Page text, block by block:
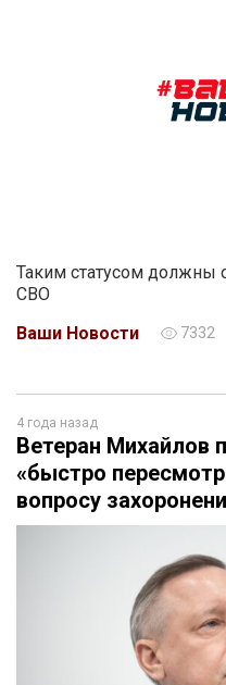
Таким статусом должны
СВО
Ваши Новости
7332
4 года назад
Ветеран Михайлов
«быстро
вопросу